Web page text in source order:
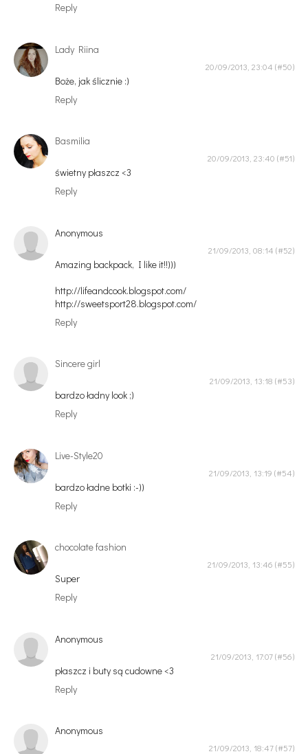
Reply
Lady Riina
20/09/2013, 23:04
Boże, jak ślicznie :)
Reply
Basmilia
20/09/2013, 23:40
świetny płaszcz <3
Reply
Anonymous
21/09/2013, 08:14
Amazing backpack, I like it!!)))
http://lifeandcook.blogspot.com/
http://sweetsport28.blogspot.com/
Reply
Sincere girl
21/09/2013, 13:18
bardzo ładny look ;)
Reply
Live-Style20
21/09/2013, 13:19
bardzo ładne botki :-))
Reply
chocolate fashion
21/09/2013, 13:46
Super
Reply
Anonymous
21/09/2013, 17:07
płaszcz i buty są cudowne <3
Reply
Anonymous
21/09/2013, 18:47